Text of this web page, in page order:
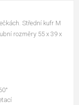
Střední kufr M
rozměry 55 x 39 x